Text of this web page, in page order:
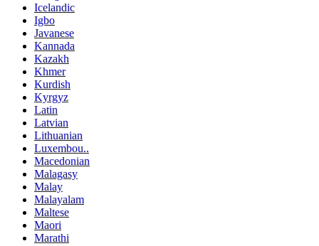
Icelandic
Igbo
Javanese
Kannada
Kazakh
Khmer
Kurdish
Kyrgyz
Latin
Latvian
Lithuanian
Luxembou..
Macedonian
Malagasy
Malay
Malayalam
Maltese
Maori
Marathi